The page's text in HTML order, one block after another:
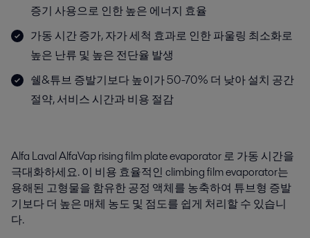
증기 사용으로 인한 높은 에너지 효율
가동 시간 증가, 자가 세척 효과로 인한 파울링 최소화로
높은 난류 및 높은 전단율 발생
쉘&튜브 증발기보다 높이가 50-70% 더 낮아 설치 공간
절약, 서비스 시간과 비용 절감
Alfa Laval AlfaVap rising film plate evaporator 로 가동 시간을
극대화하세요. 이 비용 효율적인 climbing film evaporator는
용해된 고형물을 함유한 공정 액체를 농축하여 튜브형 증발
기보다 더 높은 매체 농도 및 점도를 쉽게 처리할 수 있습니
다.